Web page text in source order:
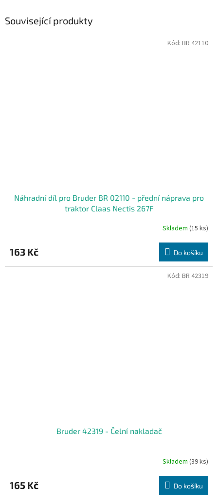
Související produkty
Náhradní díl pro Bruder BR 02110 - přední náprava pro
traktor Claas Nectis 267F
Skladem (15 ks)
163 Kč Do košíku
Kód: BR 42110
Bruder 42319 - Čelní nakladač
Skladem (39 ks)
165 Kč Do košíku
Kód: BR 42319